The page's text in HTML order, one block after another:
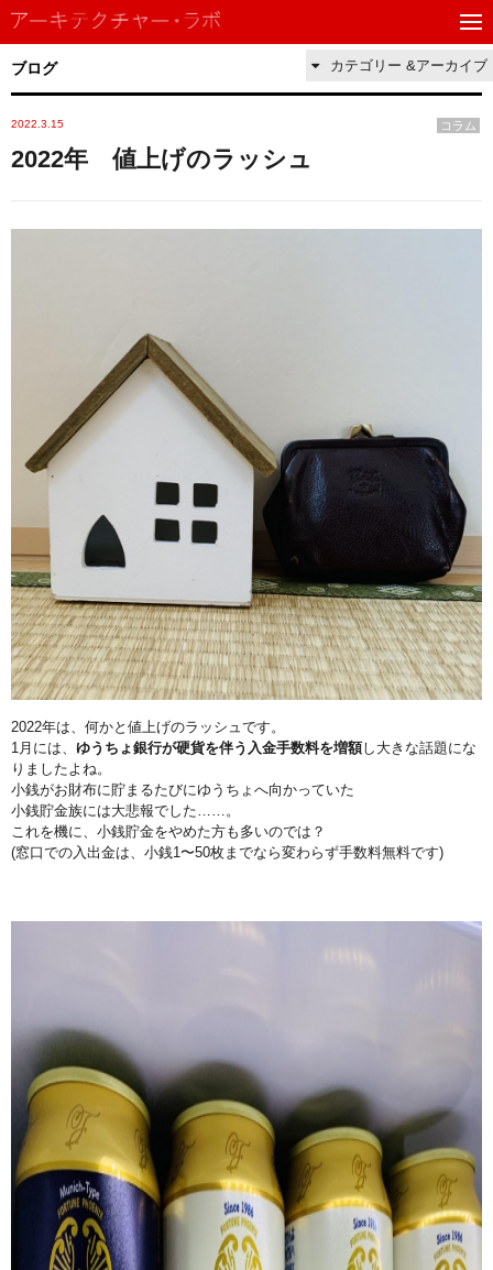
ブログ カテゴリー &アーカイブ
2022.3.15 コラム
2022年 値上げのラッシュ
2022年は、何かと値上げのラッシュです。
1月には、 ゆうちょ銀行が硬貨を伴う入金手数料を増額し大きな話題にな
りま したよね。
小銭がお財布に貯まるたびにゆうちょへ向かっていた
小銭貯金族には大悲報でした……。
これを機に、 小銭貯金をやめた方も多いのでは？
(窓口での入出金は、小銭1〜50枚までなら変わらず手数料無料です)